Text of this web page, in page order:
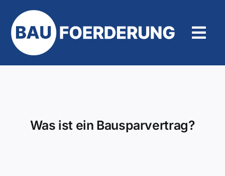
Inhalt
springen
Was ist ein Bausparvertrag?